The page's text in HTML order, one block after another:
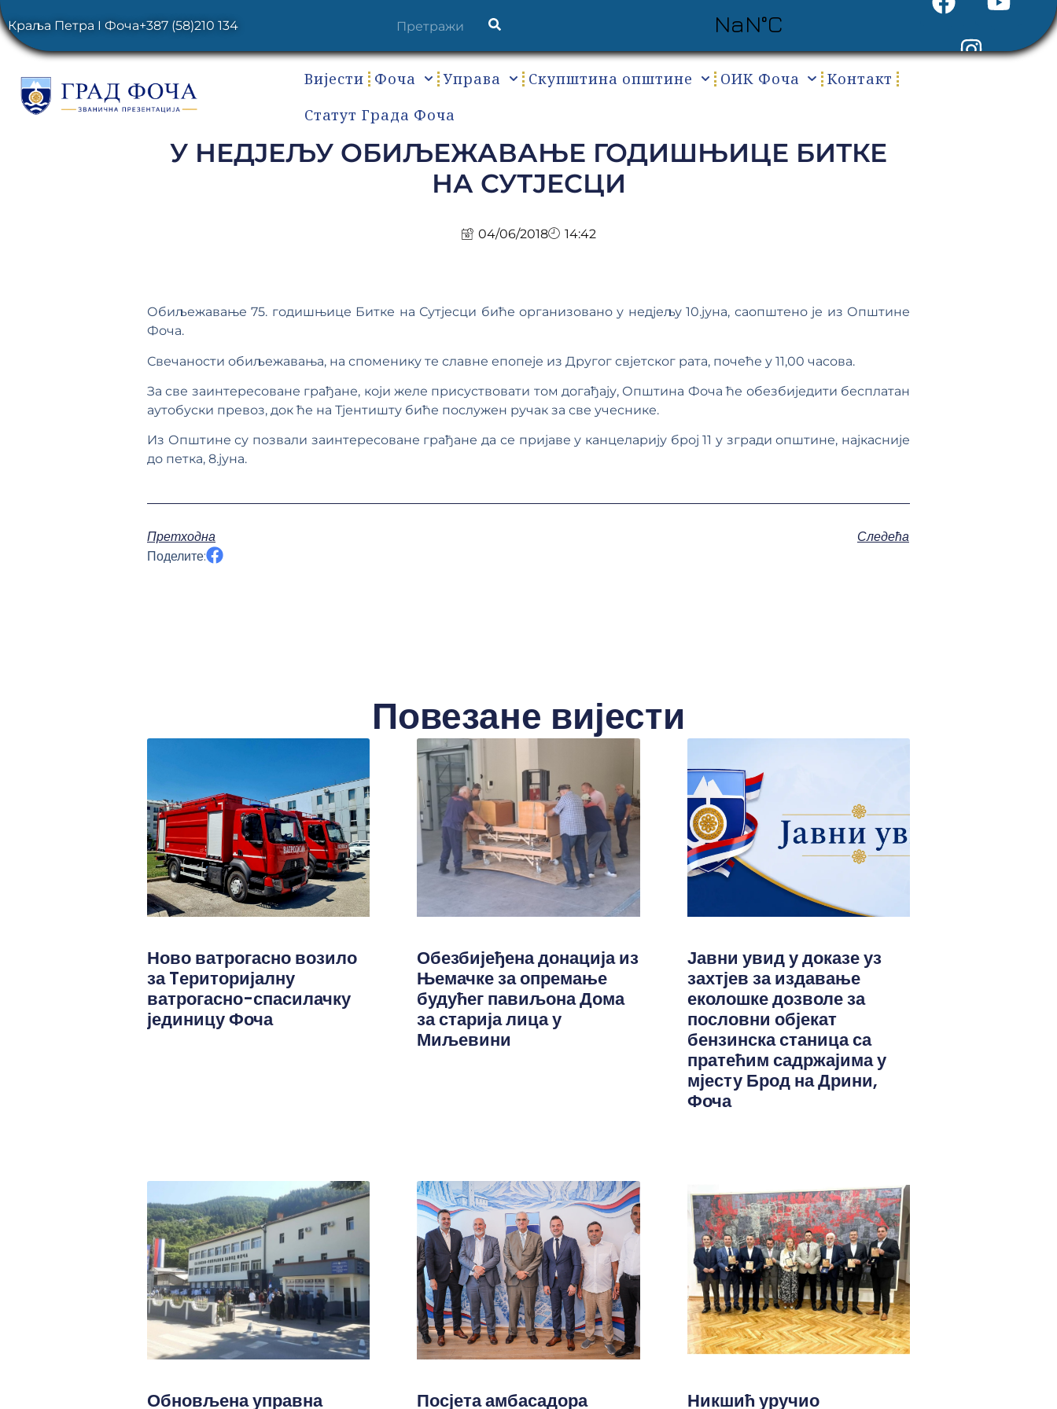
Краља Петра I Фоча+387 (58)210 134
Вијести Фоча Управа Скупштина општине ОИК Фоча
Контакт
Статут Града Фоча
У НЕДJЕЉУ ОБИЉЕЖАВАЊЕ ГОДИШЊИЦЕ БИТКЕ
НА СУТЈЕСЦИ
04/06/2018 14:42
Обиљежавање 75. годишњице Битке на Сутјесци биће организовано у недјељу 10.јуна, саопштено је из Општине
Фоча.
Свечаности обиљежавања, на споменику те славне епопеје из Другог свјетског рата, почеће у 11,00 часова.
За све заинтересоване грађане, који желе присуствовати том догађају, Општина Фоча ће обезбиједити бесплатан
аутобуски превоз, док ће на Тјентишту биће послужен ручак за све учеснике.
Из Општине су позвали заинтересоване грађане да се пријаве у канцеларију број 11 у згради општине, најкасније
до петка, 8.јуна.
Претходна
Следећа
Поделите:
Повезане вијести
Ново ватрогасно возило
за Tериторијалну
ватрогасно-спасилачку
јединицу Фоча
Обезбијеђена донација из
Њемачке за опремање
будућег павиљона Дома
за старија лица у
Миљевини
Јавни увид у доказе уз
захтјев за издавање
еколошке дозволе за
пословни објекат
бензинска станица са
пратећим садржајима у
мјесту Брод на Дрини,
Фоча
Обновљена управна
Посјета амбасадора
Никшић уручио